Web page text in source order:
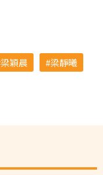
梁穎晨
梁靜曦